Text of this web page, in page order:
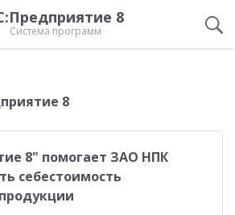
8
Система программ
8
8" помогает ЗАО НПК
себестоимость